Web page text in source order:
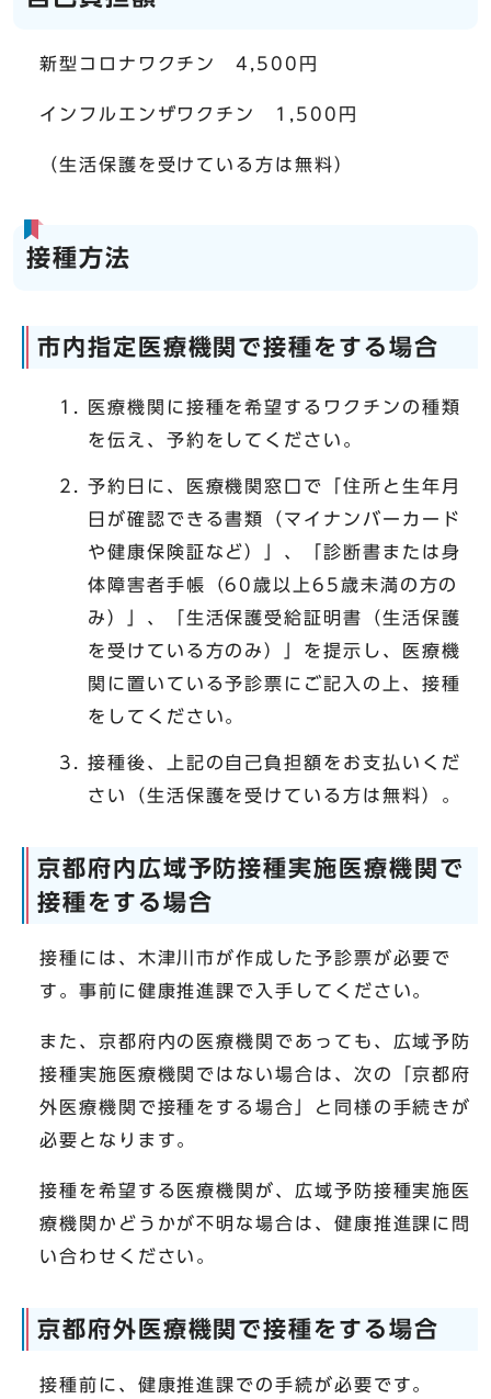
新型コロナワクチン 4,500円
インフルエンザワクチン 1,500円
（生活保護を受けている方は無料）
接種方法
市内指定医療機関で接種をする場合
医療機関に接種を希望するワクチンの種類
を伝え、予約をしてください。
予約日に、医療機関窓口で「住所と生年月
日が確認できる書類（マイナンバーカード
や健康保険証など）」、「診断書または身
体障害者手帳（60歳以上65歳未満の方の
み）」、「生活保護受給証明書（生活保護
を受けている方のみ）」を提示し、医療機
関に置いている予診票にご記入の上、接種
をしてください。
接種後、上記の自己負担額をお支払いくだ
さい（生活保護を受けている方は無料）。
京都府内広域予防接種実施医療機関で
接種をする場合
接種には、木津川市が作成した予診票が必要で
す。事前に健康推進課で入手してください。
また、京都府内の医療機関であっても、広域予防
接種実施医療機関ではない場合は、次の「京都府
外医療機関で接種をする場合」と同様の手続きが
必要となります。
接種を希望する医療機関が、広域予防接種実施医
療機関かどうかが不明な場合は、健康推進課に問
い合わせください。
京都府外医療機関で接種をする場合
接種前に、健康推進課での手続が必要です。​